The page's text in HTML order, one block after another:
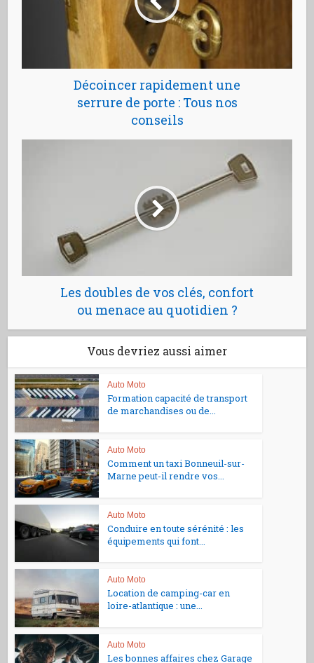
Décoincer rapidement une
serrure de porte : Tous nos
conseils
Les doubles de vos clés, confort
ou menace au quotidien ?
Vous devriez aussi aimer
Auto Moto
Formation capacité de transport
de marchandises ou de...
Auto Moto
Comment un taxi Bonneuil-sur-
Marne peut-il rendre vos...
Auto Moto
Conduire en toute sérénité : les
équipements qui font...
Auto Moto
Location de camping-car en
loire-atlantique : une...
Auto Moto
Les bonnes affaires chez Garage